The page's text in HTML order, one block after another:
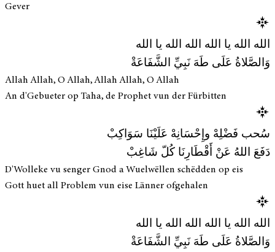
Gever
الله الله يا الله الله الله يا الله
وَالصَّلاةُ عَلَى طَهَ نَبِيِّ الشَّفَاعَةْ
Allah Allah, O Allah, Allah Allah, O Allah
An d'Gebueter op Taha, de Prophet vun der Fürbitten
سُحب فَضْلِهْ وإِحْسَانِهْ عَلَيْنَا سَوَاكِبْ
دَفَعَ اللهُ عَنْ أَقْطَارِنَا كُلّ شَاغِبْ
D'Wolleke vu senger Gnod a Wuelwëllen schëdden op eis
Gott huet all Problem vun eise Länner ofgehalen
الله الله يا الله الله الله يا الله
وَالصَّلاةُ عَلَى طَهَ نَبِيِّ الشَّفَاعَةْ